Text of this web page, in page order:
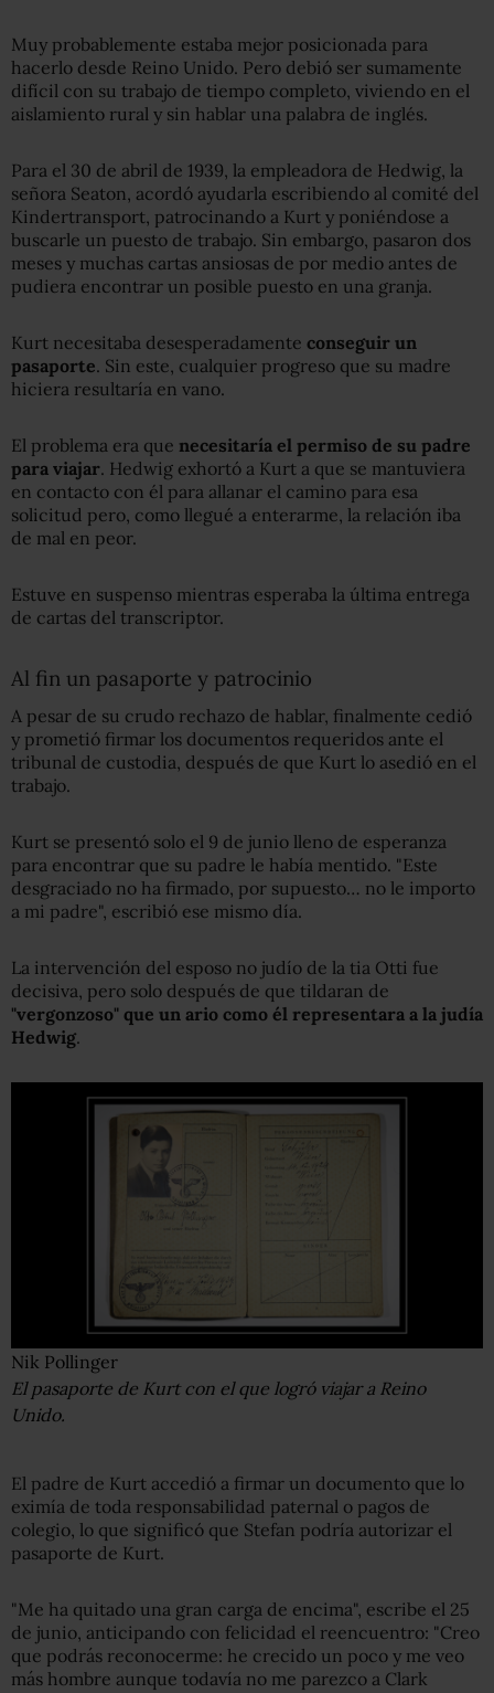
Muy probablemente estaba mejor posicionada para
hacerlo desde Reino Unido. Pero debió ser sumamente
difícil con su trabajo de tiempo completo, viviendo en el
aislamiento rural y sin hablar una palabra de inglés.
Para el 30 de abril de 1939, la empleadora de Hedwig, la
señora Seaton, acordó ayudarla escribiendo al comité del
Kindertransport, patrocinando a Kurt y poniéndose a
buscarle un puesto de trabajo. Sin embargo, pasaron dos
meses y muchas cartas ansiosas de por medio antes de
pudiera encontrar un posible puesto en una granja.
Kurt necesitaba desesperadamente conseguir un
pasaporte. Sin este, cualquier progreso que su madre
hiciera resultaría en vano.
El problema era que necesitaría el permiso de su padre
para viajar. Hedwig exhortó a Kurt a que se mantuviera
en contacto con él para allanar el camino para esa
solicitud pero, como llegué a enterarme, la relación iba
de mal en peor.
Estuve en suspenso mientras esperaba la última entrega
de cartas del transcriptor.
Al fin un pasaporte y patrocinio
A pesar de su crudo rechazo de hablar, finalmente cedió
y prometió firmar los documentos requeridos ante el
tribunal de custodia, después de que Kurt lo asedió en el
trabajo.
Kurt se presentó solo el 9 de junio lleno de esperanza
para encontrar que su padre le había mentido. "Este
desgraciado no ha firmado, por supuesto… no le importo
a mi padre", escribió ese mismo día.
La intervención del esposo no judío de la tia Otti fue
decisiva, pero solo después de que tildaran de
"vergonzoso" que un ario como él representara a la judía
Hedwig.
Nik Pollinger
El pasaporte de Kurt con el que logró viajar a Reino
Unido.
El padre de Kurt accedió a firmar un documento que lo
eximía de toda responsabilidad paternal o pagos de
colegio, lo que significó que Stefan podría autorizar el
pasaporte de Kurt.
"Me ha quitado una gran carga de encima", escribe el 25
de junio, anticipando con felicidad el reencuentro: "Creo
que podrás reconocerme: he crecido un poco y me veo
más hombre aunque todavía no me parezco a Clark